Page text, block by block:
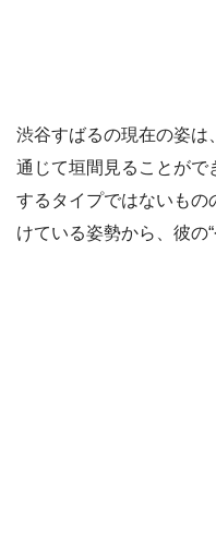
渋谷すばるの現在の姿は
通じて垣間見ることがで
するタイプではないもの
けている姿勢から、彼の